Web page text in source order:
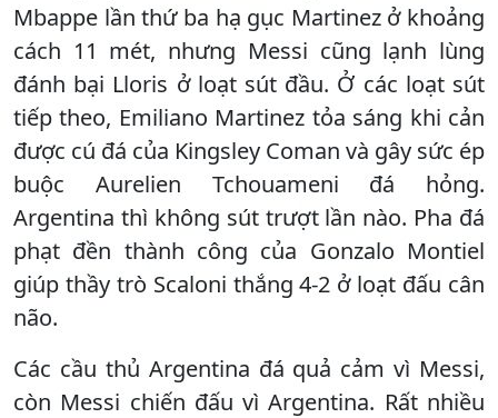
Mbappe lần thứ ba hạ gục Martinez ở khoảng
cách 11 mét, nhưng Messi cũng lạnh lùng
đánh bại Lloris ở loạt sút đầu. Ở các loạt sút
tiếp theo, Emiliano Martinez tỏa sáng khi cản
được cú đá của Kingsley Coman và gây sức ép
buộc Aurelien Tchouameni đá hỏng.
Argentina thì không sút trượt lần nào. Pha đá
phạt đền thành công của Gonzalo Montiel
giúp thầy trò Scaloni thắng 4-2 ở loạt đấu cân
não.
Các cầu thủ Argentina đá quả cảm vì Messi,
còn Messi chiến đấu vì Argentina. Rất nhiều